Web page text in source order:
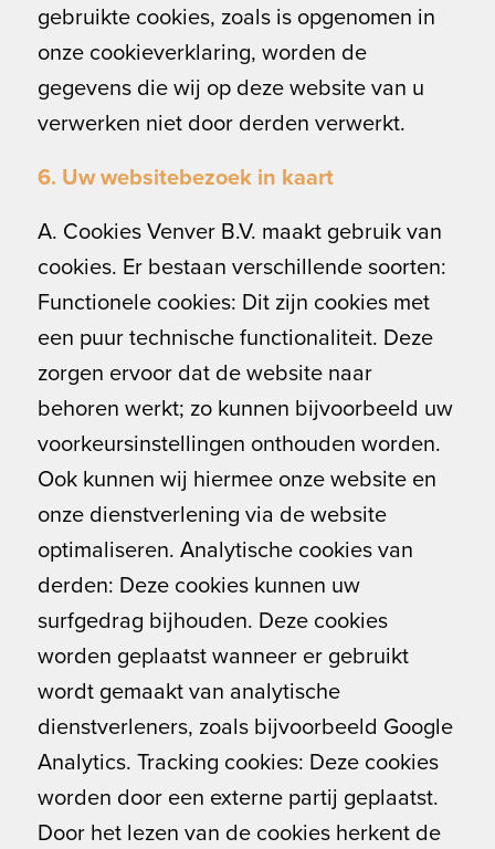
gebruikte cookies, zoals is opgenomen in
onze cookieverklaring, worden de
gegevens die wij op deze website van u
verwerken niet door derden verwerkt.
6. Uw websitebezoek in kaart
A. Cookies Venver B.V. maakt gebruik van
cookies. Er bestaan verschillende soorten:
Functionele cookies: Dit zijn cookies met
een puur technische functionaliteit. Deze
zorgen ervoor dat de website naar
behoren werkt; zo kunnen bijvoorbeeld uw
voorkeursinstellingen onthouden worden.
Ook kunnen wij hiermee onze website en
onze dienstverlening via de website
optimaliseren. Analytische cookies van
derden: Deze cookies kunnen uw
surfgedrag bijhouden. Deze cookies
worden geplaatst wanneer er gebruikt
wordt gemaakt van analytische
dienstverleners, zoals bijvoorbeeld Google
Analytics. Tracking cookies: Deze cookies
worden door een externe partij geplaatst.
Door het lezen van de cookies herkent de